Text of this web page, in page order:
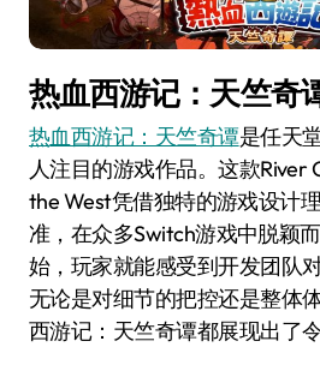
热血西游记：天竺奇
热血西游记：天竺奇谭是任天
人注目的游戏作品。这款River
the West凭借独特的游戏设计
准，在众多Switch游戏中脱颖
始，玩家就能感受到开发团队
无论是对细节的把控还是整体
西游记：天竺奇谭都展现出了